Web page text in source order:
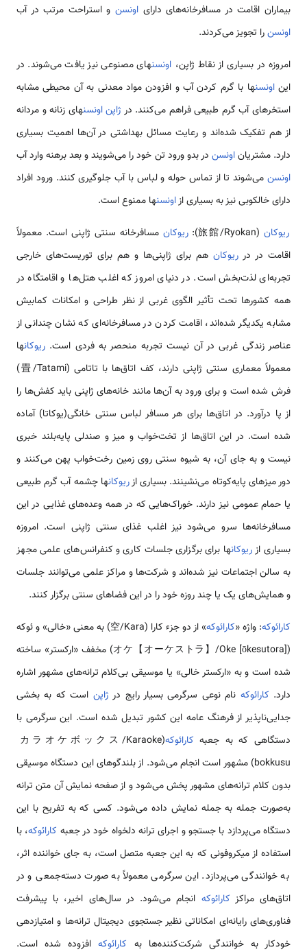
بیماران اقامت در مسافرخانه‌های دارای اونسن و استراحت مرتب در آب
اونسنرا تجویز می‌کردند.
امروزه در بسیاری از نقاط ژاپن، اونسنهای مصنوعی نیز یافت می‌شوند. در
ایناونسنها با گرم کردن آب و افزودن مواد معدنی به آن محیطی مشابه
استخرهای آب گرم طبیعی فراهم می‌کنند. در ژاپن اونسنهای زنانه و مردانه
از هم تفکیک شده‌اند و رعایت مسائل بهداشتی در آن‌ها اهمیت بسیاری
دارد. مشتریاناونسن در بدو ورود تن خود را می‌شویند و بعد برهنه وارد آب
اونسن می‌شوند تا از تماس حوله و لباس با آب جلوگیری کنند. ورود افراد
دارای خالکوبی نیز به بسیاری ازاونسنها ممنوع است.
ریوکان(旅館/Ryokan): ریوکان مسافرخانه سنتی ژاپنی است. معمولاً
اقامت در در ریوکان هم برای ژاپنی‌ها و هم برای توریست‌های خارجی
تجربه‌ای لذت‌بخش است. در دنیای امروز که اغلب هتل‌ها و اقامتگاه در
همه کشورها تحت تأثیر الگوی غربی از نظر طراحی و امکانات کمابیش
مشابه یکدیگر شده‌اند، اقامت کردن در مسافرخانه‌ای که نشان چندانی از
عناصر زندگی غربی در آن نیست تجربه منحصر به ‌فردی است. ریوکانها
معمولاً معماری سنتی ژاپنی دارند، کف اتاق‌ها با تاتامی (畳/Tatami)
فرش شده است و برای ورود به آن‌ها مانند خانه‌های ژاپنی باید کفش‌ها را
از پا درآورد. در اتاق‌ها برای هر مسافر لباس سنتی خانگی(یوکاتا) آماده
شده است. در این اتاق‌ها از تخت‌خواب و میز و صندلی پایه‌بلند خبری
نیست و به جای آن، به شیوه سنتی روی زمین رخت‌خواب پهن می‌کنند و
دور میزهای پایه‌کوتاه می‌نشینند. بسیاری ازریوکانها چشمه آب گرم طبیعی
یا حمام عمومی نیز دارند. خوراک‌هایی که در همه وعده‌های غذایی در این
مسافرخانه‌ها سرو می‌شود نیز اغلب غذای سنتی ژاپنی است. امروزه
بسیاری ازریوکانها برای برگزاری جلسات کاری و کنفرانس‌های علمی مجهز
به سالن اجتماعات نیز شده‌اند و شرکت‌ها و مراکز علمی می‌توانند جلسات
و همایش‌های یک یا چند روزه خود را در این فضاهای سنتی برگزار کنند.
کارائوکه: واژه «کارائوکه
» از دو جزء کارا (空/Kara) به معنی «خالی» و ئوکه
(オケ【オーケストラ】/Oke [ōkesutora]) مخفف «ارکستر» ساخته
شده است و به «ارکستر خالی» یا موسیقی بی‌کلام ترانه‌های مشهور اشاره
دارد. کارائوکه نام نوعی سرگرمی بسیار رایج در ژاپن است که به بخشی
جدایی‌ناپذیر از فرهنگ عامه این کشور تبدیل شده است. این سرگرمی با
دستگاهی که به جعبه کارائوکه (カラオケボックス/Karaoke
bokkusu) مشهور است انجام می‌شود. از بلندگوهای این دستگاه موسیقی
بدون کلام ترانه‌های مشهور پخش می‌شود و از صفحه نمایش آن متن ترانه
به‌صورت جمله به جمله نمایش داده می‌شود. کسی که به تفریح با این
دستگاه می‌پردازد با جستجو و اجرای ترانه دلخواه خود در جعبه کارائوکه، با
استفاده از میکروفونی که به این جعبه متصل است، به جای خواننده اثر،
به خوانندگی می‌پردازد. این سرگرمی معمولاً به صورت دسته‌جمعی و در
اتاق‌های مراکز کارائوکه انجام می‌شود. در سال‌های اخیر، با پیشرفت
فناوری‌های رایانه‌ای امکاناتی نظیر جستجوی دیجیتال ترانه‌ها و امتیازدهی
خودکار به خوانندگی شرکت‌کننده‌ها به کارائوکهافزوده شده است.